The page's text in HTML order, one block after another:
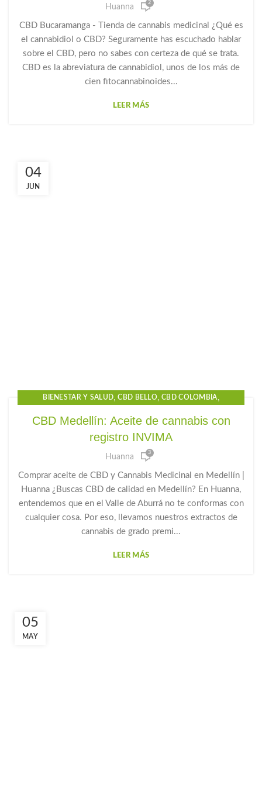
GOTAS DE CANNABIDIOL GOTAS DE CANNABIS
GOTAS DE CBD GOTAS PARA LA ANSIEDAD , HUANNA
PRODUCTOS CBD
Huanna 2
CBD Bucaramanga - Tienda de cannabis medicinal ¿Qué es
el cannabidiol o CBD? Seguramente has escuchado hablar
sobre el CBD, pero no sabes con certeza de qué se trata.
CBD es la abreviatura de cannabidiol, unos de los más de
cien fitocannabinoides...
LEER MÁS
04
JUN
BIENESTAR Y SALUD,CBD BELLO,CBD COLOMBIA,
CBD ITAGUI,CBD MEDELLIN, CBD PRECIO,
GOTAS CBD PARA DORMIR , GOTAS DE CANNABIDIOL
GOTAS DE CANNABIS ,GOTAS DE CBD
GOTAS PARA LA ANSIEDAD HUANNA PRODUCTOS CBD
CBD Medellín: Aceite de cannabis con
registro INVIMA
Huanna 3
Comprar aceite de CBD y Cannabis Medicinal en Medellín |
Huanna ¿Buscas CBD de calidad en Medellín? En Huanna,
entendemos que en el Valle de Aburrá no te conformas con
cualquier cosa. Por eso, llevamos nuestros extractos de
cannabis de grado premi...
LEER MÁS
05
MAY